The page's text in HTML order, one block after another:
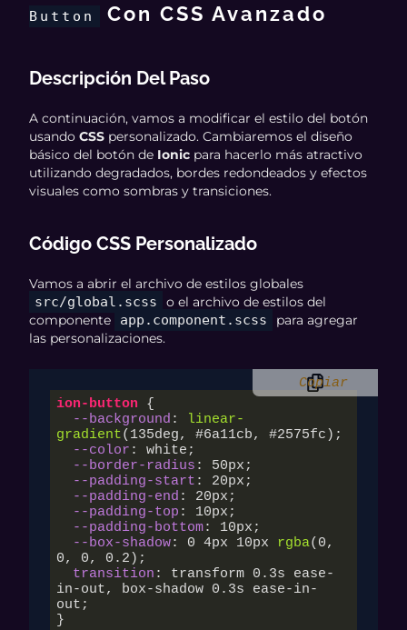
Button Con CSS Avanzado
Descripción Del Paso
A continuación, vamos a modificar el estilo del botón
usandoCSS personalizado. Cambiaremos el diseño
básico del botón de Ionic para hacerlo más atractivo
utilizando degradados, bordes redondeados y efectos
visuales como sombras y transiciones.
Código CSS Personalizado
Vamos a abrir el archivo de estilos globales
src/global.scss
o el archivo de estilos del
componente
app.component.scss
para agregar
las personalizaciones.
Copiar
ion-button {
--background :
linear-
gradient( 135deg, #6a11cb, #2575fc);
--color : white;
--border-radius : 50px ;
--padding-start : 20px ;
--padding-end : 20px ;
--padding-top : 10px ;
--padding-bottom: 10px ;
--box-shadow: 0 4px 10px rgba( 0
0, 0, 0.2 );
transition : transform 0.3s ease-
in-out, box-shadow 0.3s ease-in-
out;
}